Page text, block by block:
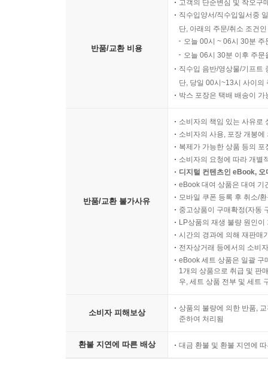
반품/교환 비용
고객의 단순변심 및 착오구
직수입양서/직수입일서중
단, 아래의 주문/취소 조건
오늘 00시 ~ 06시 30분
오늘 06시 30분 이후 주
직수입 음반/영상물/기프트
단, 당일 00시~13시 사이의
박스 포장은 택배 배송이
반품/교환 불가사유
소비자의 책임 있는 사유로
소비자의 사용, 포장 개봉
복제가 가능한 상품 등의
소비자의 요청에 따라 개별
디지털 컨텐츠인 eBook,
eBook 대여 상품은 대여 기
모바일 쿠폰 등록 후 취소/
중고상품이 구매확정(자동
LP상품의 재생 불량 원인
시간의 경과에 의해 재판매
전자상거래 등에서의 소비
eBook 세트 상품은 일괄 구
1개의 상품으로 취급 및 판
우, 세트 상품 전부 및 세트
소비자 피해보상
상품의 불량에 의한 반품,
준하여 처리됨
환불 지연에 따른 배상 대금 환불 및 환불 지연에